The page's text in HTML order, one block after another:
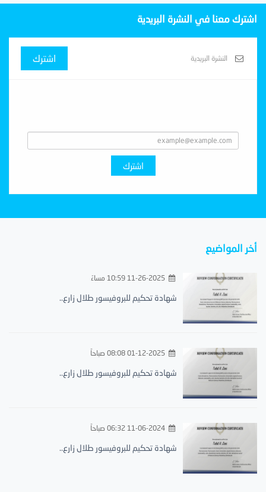
اشترك معنا في النشرة البريدية
اشترك
اشترك
أخر المواضيع
11-26-2025 10:59 مساءً
شهادة تحكيم للبروفيسور طلال زارع..
01-12-2025 08:08 صباحاً
شهادة تحكيم للبروفيسور طلال زارع..
11-06-2024 06:32 صباحاً
شهادة تحكيم للبروفيسور طلال زارع..